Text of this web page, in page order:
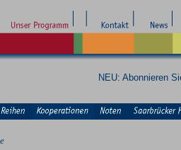
NEU: Abonnieren